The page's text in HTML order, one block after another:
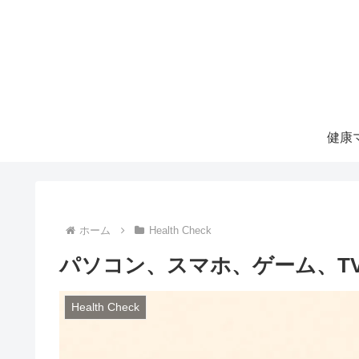
ホーム Health Check
パソコン、スマホ、ゲーム、
Health Check